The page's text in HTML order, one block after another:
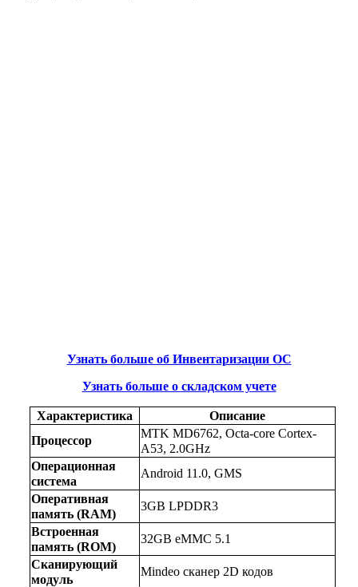
Узнать больше об Инвентаризации ОС
Узнать больше о складском учете
Характеристика
Описание
Процессор
MTK MD6762, Octa-core Cortex-
A53, 2.0GHz
Операционная
система
Android 11.0, GMS
Оперативная
память (RAM)
3GB LPDDR3
Встроенная
память (ROM)
32GB eMMC 5.1
Сканирующий
модуль
Mindeo сканер 2D кодов